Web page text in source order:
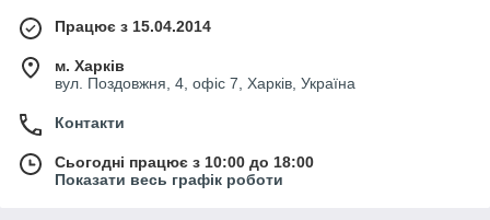
Працює з 15.04.2014
м. Харків
вул. Поздовжня, 4, офіс 7, Харків, Україна
Контакти
Сьогодні працює з 10:00 до 18:00
Показати весь графік роботи